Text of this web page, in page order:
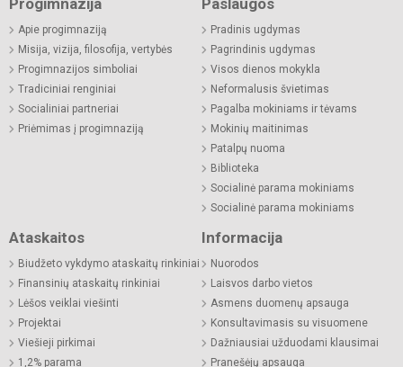
Progimnazija
Apie progimnaziją
Misija, vizija, filosofija, vertybės
Progimnazijos simboliai
Tradiciniai renginiai
Socialiniai partneriai
Priėmimas į progimnaziją
Paslaugos
Pradinis ugdymas
Pagrindinis ugdymas
Visos dienos mokykla
Neformalusis švietimas
Pagalba mokiniams ir tėvams
Mokinių maitinimas
Patalpų nuoma
Biblioteka
Socialinė parama mokiniams
Socialinė parama mokiniams
Ataskaitos
Biudžeto vykdymo ataskaitų rinkiniai
Finansinių ataskaitų rinkiniai
Lėšos veiklai viešinti
Projektai
Viešieji pirkimai
1,2% parama
Informacija
Nuorodos
Laisvos darbo vietos
Asmens duomenų apsauga
Konsultavimasis su visuomene
Dažniausiai užduodami klausimai
Pranešėjų apsauga